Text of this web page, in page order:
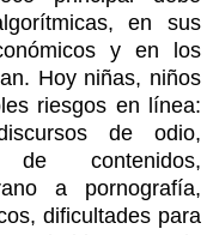
en sus
y en los
Hoy niñas, niños
riesgos en línea:
de odio,
contenidos,
a pornografía,
dificultades para